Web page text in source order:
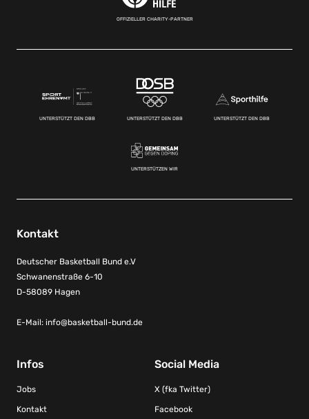
OFFIZIELLER CHARITY-PARTNER
UNTERSTÜTZT DEN DBB UNTERSTÜTZT DEN DBB UNTERSTÜTZT DEN DBB
UNTERSTÜTZEN WIR
Kontakt
Deutscher Basketball Bund e.V
Schwanenstraße 6-10
D-58089 Hagen
E-Mail: info@basketball-bund.de
Infos
Jobs
Kontakt
Social Media
X (fka Twitter)
Facebook